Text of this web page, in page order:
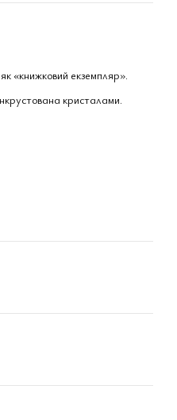
«книжковий екземпляр».
кристалами.